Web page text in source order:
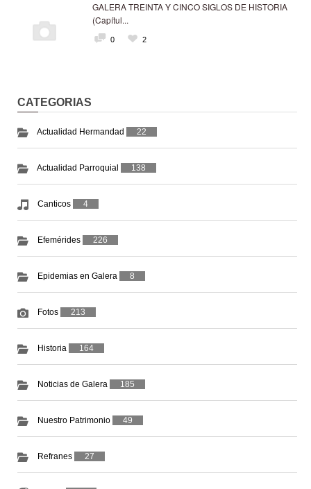
GALERA TREINTA Y CINCO SIGLOS DE HISTORIA
(Capítul...
0 2
CATEGORIAS
Actualidad Hermandad 22
Actualidad Parroquial 138
Canticos 4
Efemérides 226
Epidemias en Galera 8
Fotos 213
Historia 164
Noticias de Galera 185
Nuestro Patrimonio 49
Refranes 27